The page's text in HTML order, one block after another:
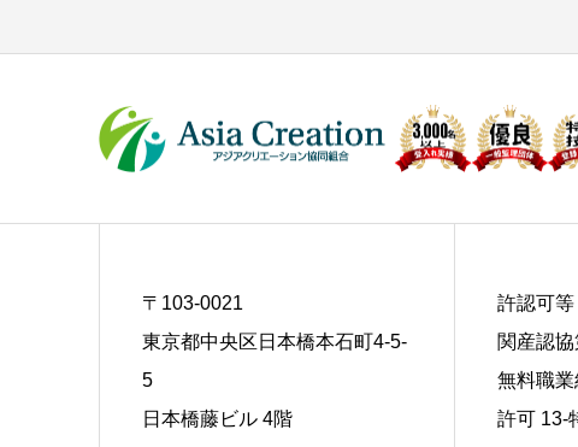
〒103-0021
東京都中央区日本橋本石町4-5-
5
日本橋藤ビル 4階
許認可等
関産認
無料職業
許可 13-